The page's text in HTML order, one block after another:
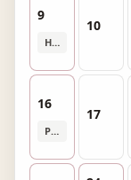
9
Hito
10
16
Proyecto
17